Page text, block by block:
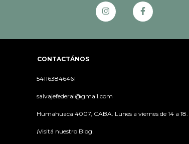
CONTACTÁNOS
541163846461
salvajefederal@gmail.com
Humahuaca 4007, CABA. Lunes a viernes de 14 a 18.
¡Visitá nuestro Blog!